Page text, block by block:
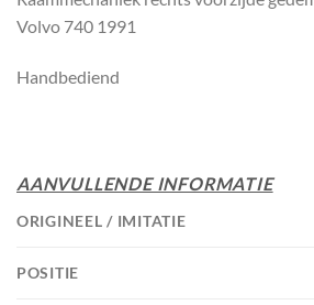
Volvo 740 1991
Handbediend
AANVULLENDE INFORMATIE
ORIGINEEL / IMITATIE
POSITIE